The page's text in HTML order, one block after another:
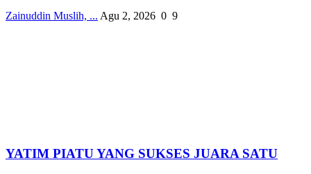
Zainuddin Muslih, ... Agu 2, 2026 0 9
YATIM PIATU YANG SUKSES JUARA SATU